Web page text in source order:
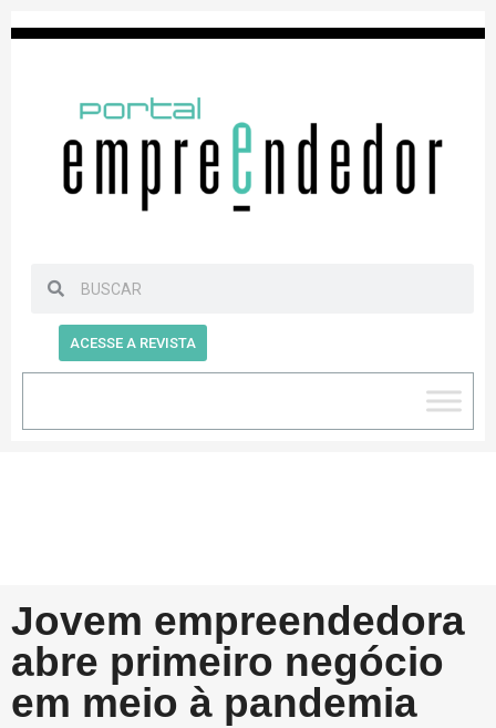
ACESSE A REVISTA
Jovem empreendedora
abre primeiro negócio
em meio à pandemia